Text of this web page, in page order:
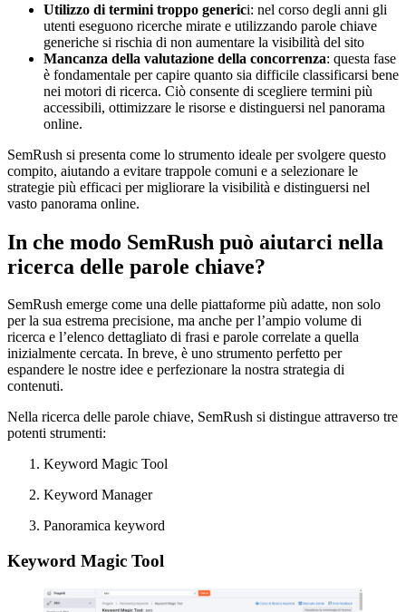
Utilizzo di termini troppo generici: nel corso degli anni gli
utenti eseguono ricerche mirate e utilizzando parole chiave
generiche si rischia di non aumentare la visibilità del sito
Mancanza della valutazione della concorrenza: questa fase
è fondamentale per capire quanto sia difficile classificarsi bene
nei motori di ricerca. Ciò consente di scegliere termini più
accessibili, ottimizzare le risorse e distinguersi nel panorama
online.
SemRush si presenta come lo strumento ideale per svolgere questo
compito, aiutando a evitare trappole comuni e a selezionare le
strategie più efficaci per migliorare la visibilità e distinguersi nel
vasto panorama online.
In che modo SemRush può aiutarci nella
ricerca delle parole chiave?
SemRush emerge come una delle piattaforme più adatte, non solo
per la sua estrema precisione, ma anche per l’ampio volume di
ricerca e l’elenco dettagliato di frasi e parole correlate a quella
inizialmente cercata. In breve, è uno strumento perfetto per
espandere le nostre idee e perfezionare la nostra strategia di
contenuti.
Nella ricerca delle parole chiave, SemRush si distingue attraverso tre
potenti strumenti:
Keyword Magic Tool
Keyword Manager
Panoramica keyword
Keyword Magic Tool